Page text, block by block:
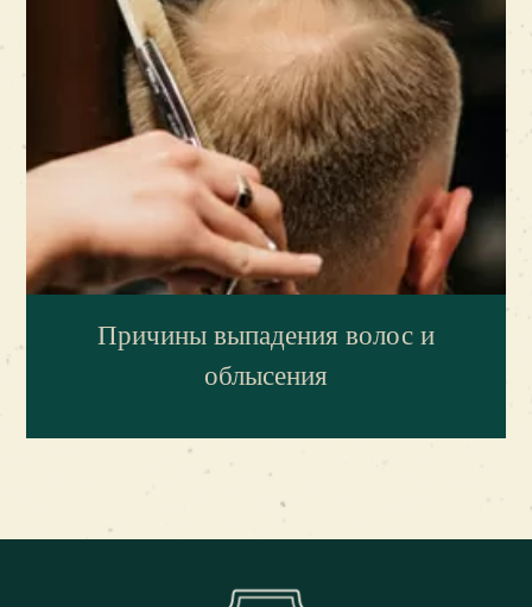
Причины выпадения волос и
облысения